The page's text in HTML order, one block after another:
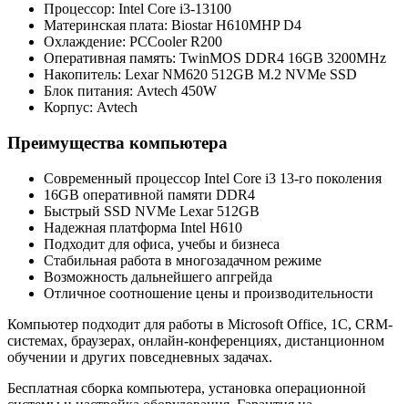
Процессор: Intel Core i3-13100
Материнская плата: Biostar H610MHP D4
Охлаждение: PCCooler R200
Оперативная память: TwinMOS DDR4 16GB 3200MHz
Накопитель: Lexar NM620 512GB M.2 NVMe SSD
Блок питания: Avtech 450W
Корпус: Avtech
Преимущества компьютера
Современный процессор Intel Core i3 13-го поколения
16GB оперативной памяти DDR4
Быстрый SSD NVMe Lexar 512GB
Надежная платформа Intel H610
Подходит для офиса, учебы и бизнеса
Стабильная работа в многозадачном режиме
Возможность дальнейшего апгрейда
Отличное соотношение цены и производительности
Компьютер подходит для работы в Microsoft Office, 1С, CRM-
системах, браузерах, онлайн-конференциях, дистанционном
обучении и других повседневных задачах.
Бесплатная сборка компьютера, установка операционной